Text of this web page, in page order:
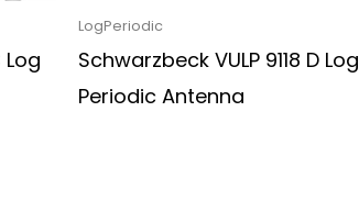
Log
LogPeriodic
Schwarzbeck VULP 9118 D Log
Periodic Antenna